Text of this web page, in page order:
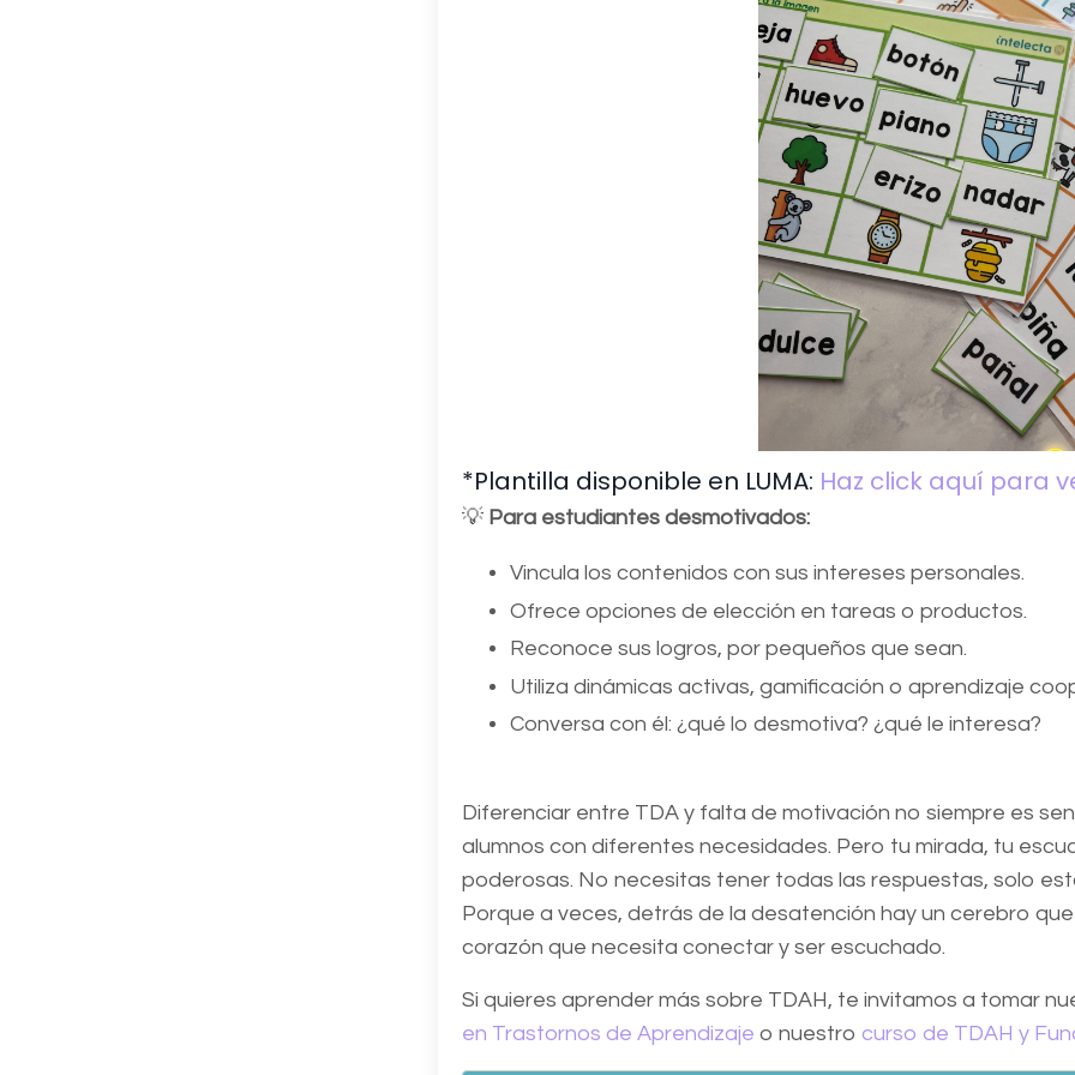
*Plantilla disponible en LUMA: Haz click aquí para
💡 Para estudiantes desmotivados:
Vincula los contenidos con sus intereses personales.
Ofrece opciones de elección en tareas o productos.
Reconoce sus logros, por pequeños que sean.
Utiliza dinámicas activas, gamificación o aprendizaje
Conversa con él: ¿qué lo desmotiva? ¿qué le interesa?
Diferenciar entre TDA y falta de motivación no siempre es
alumnos con diferentes necesidades. Pero tu mirada, tu
poderosas. No necesitas tener todas las respuestas, solo
Porque a veces, detrás de la desatención hay un cerebro
corazón que necesita conectar y ser escuchado.
Si quieres aprender más sobre TDAH, te invitamos a tomar
en Trastornos de Aprendizaje o nuestro curso de TDAH y